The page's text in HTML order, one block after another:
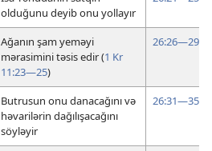
olduğunu deyib onu yollayır
Ağanın şam yeməyi
mərasimini təsis edir (1 Kr
11:23—25)
26:26—29
Butrusun onu danacağını və
həvarilərin dağılışacağını
söyləyir
26:31—35